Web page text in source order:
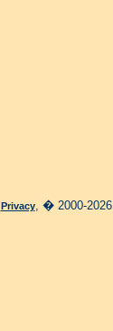
Privacy, � 2000-